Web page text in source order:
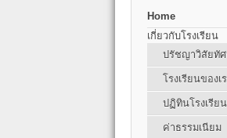
Home
เกี่ยวกับโรงเรียน
ปรัชญาวิสัยทั
โรงเรียนของเ
ปฏิทินโรงเรียน
ค่าธรรมเนียม